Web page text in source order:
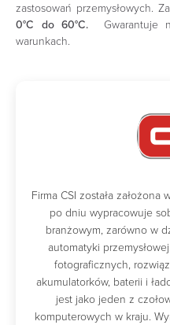
zastosowań przemysłowych.
0°C do 60°C. Gwarantuje
warunkach.
Firma CSI została
po dniu wypracowuje
branżowym, zarówno w
automatyki
fotograficznych,
akumulatorków, baterii i
jest jako jeden z
komputerowych w kraju.